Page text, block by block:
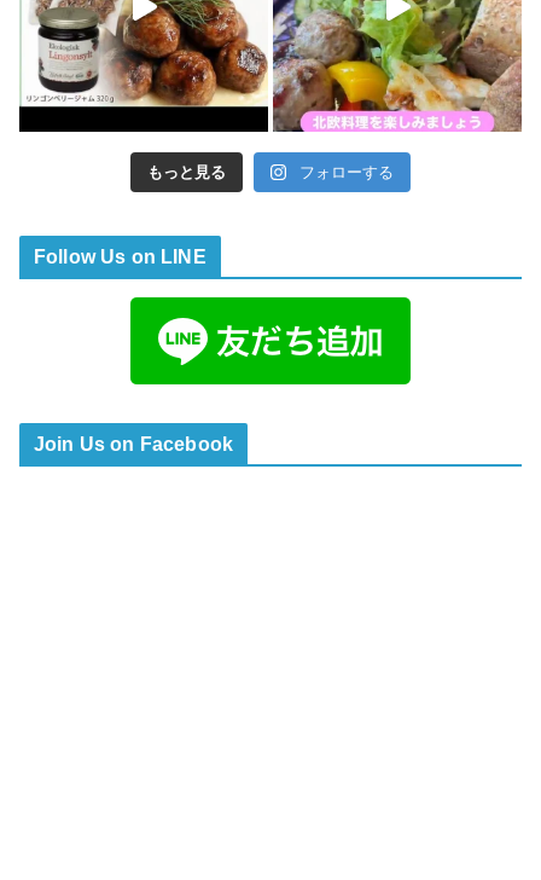
もっと見る フォローする
Follow Us on LINE
Join Us on Facebook